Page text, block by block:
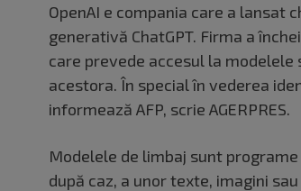
OpenAI e compania care a
generativă ChatGPT. Firma a
care prevede accesul la
acestora. În special în vederea
informează AFP, scrie AGERPRES.
Modelele de limbaj sunt
după caz, a unor texte, imagini